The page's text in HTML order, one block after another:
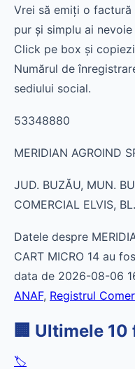
Vrei să emiți o
pur și simplu ai
Click pe box și
Numărul de
sediului social.
53348880
MERIDIAN AGROIND
JUD. BUZĂU, MUN.
COMERCIAL ELVIS,
Datele despre
CART MICRO 14 au
data de 2026-08-06
ANAF, Registrul
🏢 Ultimele
🏷️